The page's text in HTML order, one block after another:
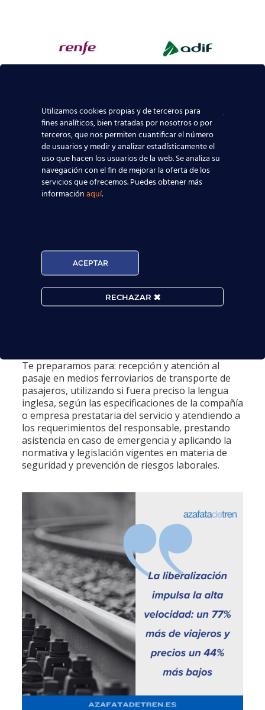
Te preparamos para: recepción y atención al
pasaje en medios ferroviarios de transporte de
pasajeros, utilizando si fuera preciso la lengua
inglesa, según las especificaciones de la compañía
o empresa prestataria del servicio y atendiendo a
los requerimientos del responsable, prestando
asistencia en caso de emergencia y aplicando la
normativa y legislación vigentes en materia de
seguridad y prevención de riesgos laborales.
Utilizamos cookies propias y de terceros para
fines analíticos, bien tratadas por nosotros o por
terceros, que nos permiten cuantificar el número
de usuarios y medir y analizar estadísticamente el
uso que hacen los usuarios de la web. Se analiza su
navegación con el fin de mejorar la oferta de los
servicios que ofrecemos. Puedes obtener más
informaciónaquí.
ACEPTAR
RECHAZAR